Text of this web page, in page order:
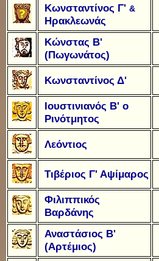
Κωνσταντίνος Γ' &
Ηρακλεωνάς
Κώνστας Β'
(Πωγωνάτος)
Κωνσταντίνος Δ'
Ιουστινιανός Β' o
Ρινότμητος
Λεόντιος
Τιβέριος Γ' Αψίμαρος
Φιλιππικός
Βαρδάνης
Αναστάσιος Β'
(Αρτέμιος)